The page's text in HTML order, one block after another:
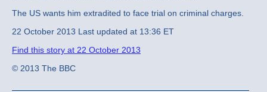
The US wants him extradited to face trial on criminal charges.
22 October 2013 Last updated at 13:36 ET
Find this story at 22 October 2013
© 2013 The BBC